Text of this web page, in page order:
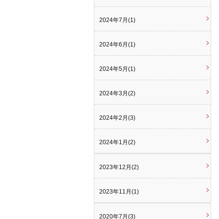
2024年7月(1)
2024年6月(1)
2024年5月(1)
2024年3月(2)
2024年2月(3)
2024年1月(2)
2023年12月(2)
2023年11月(1)
2020年7月(3)